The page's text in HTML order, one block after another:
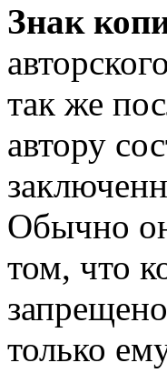
Знак
так же
автору
Обычно
том, что
только